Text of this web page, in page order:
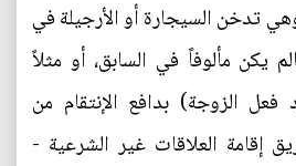
تدخن السيجارة أو الأرجيلة في
يكن مألوفاً في السابق، أو مثلاً
الزوجة) بدافع الإنتقام من
إقامة العلاقات غير الشرعية -